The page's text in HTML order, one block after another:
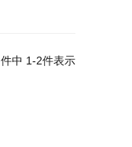
件中 1-2件表示